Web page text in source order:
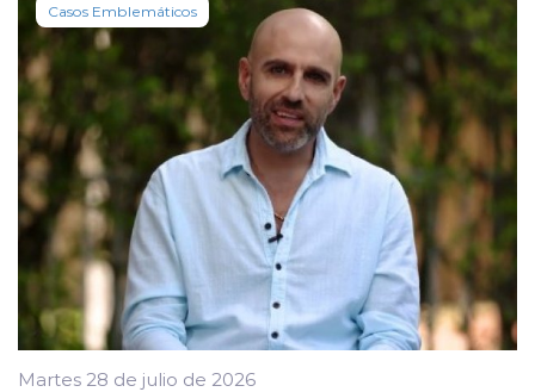
Casos Emblemáticos
Martes 28 de julio de 2026